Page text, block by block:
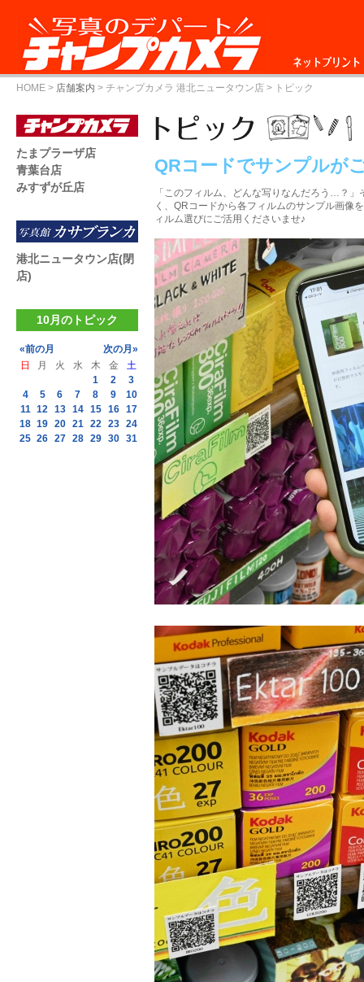
ネットプリント
HOME > 店舗案内 > チャンプカメラ 港北ニュータウン店 > トピック
QRコードでサンプルが
「このフィルム、どんな写りなんだろう…？
く、QRコードから各フィルムのサンプル画像
ィルム選びにご活用くださいませ♪
たまプラーザ店
青葉台店
みすずが丘店
港北ニュータウン店(閉
店)
10月のトピック
«前の月
次の月»
日
月 火 水 木 金
土
1
2
3
4
5 6 7 8 9
10
11 12 13 14 15 16 17
18 19 20 21 22 23 24
25 26 27 28 29 30 31